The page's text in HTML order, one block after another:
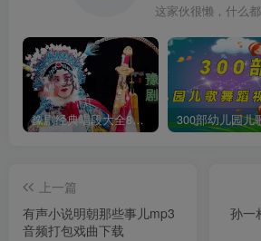
这家伙很懒，什么
豫剧经典唱段大全850首mp3打包戏曲下载
上一篇
有声小说明朝那些事儿mp3
音频打包戏曲下载
孙一